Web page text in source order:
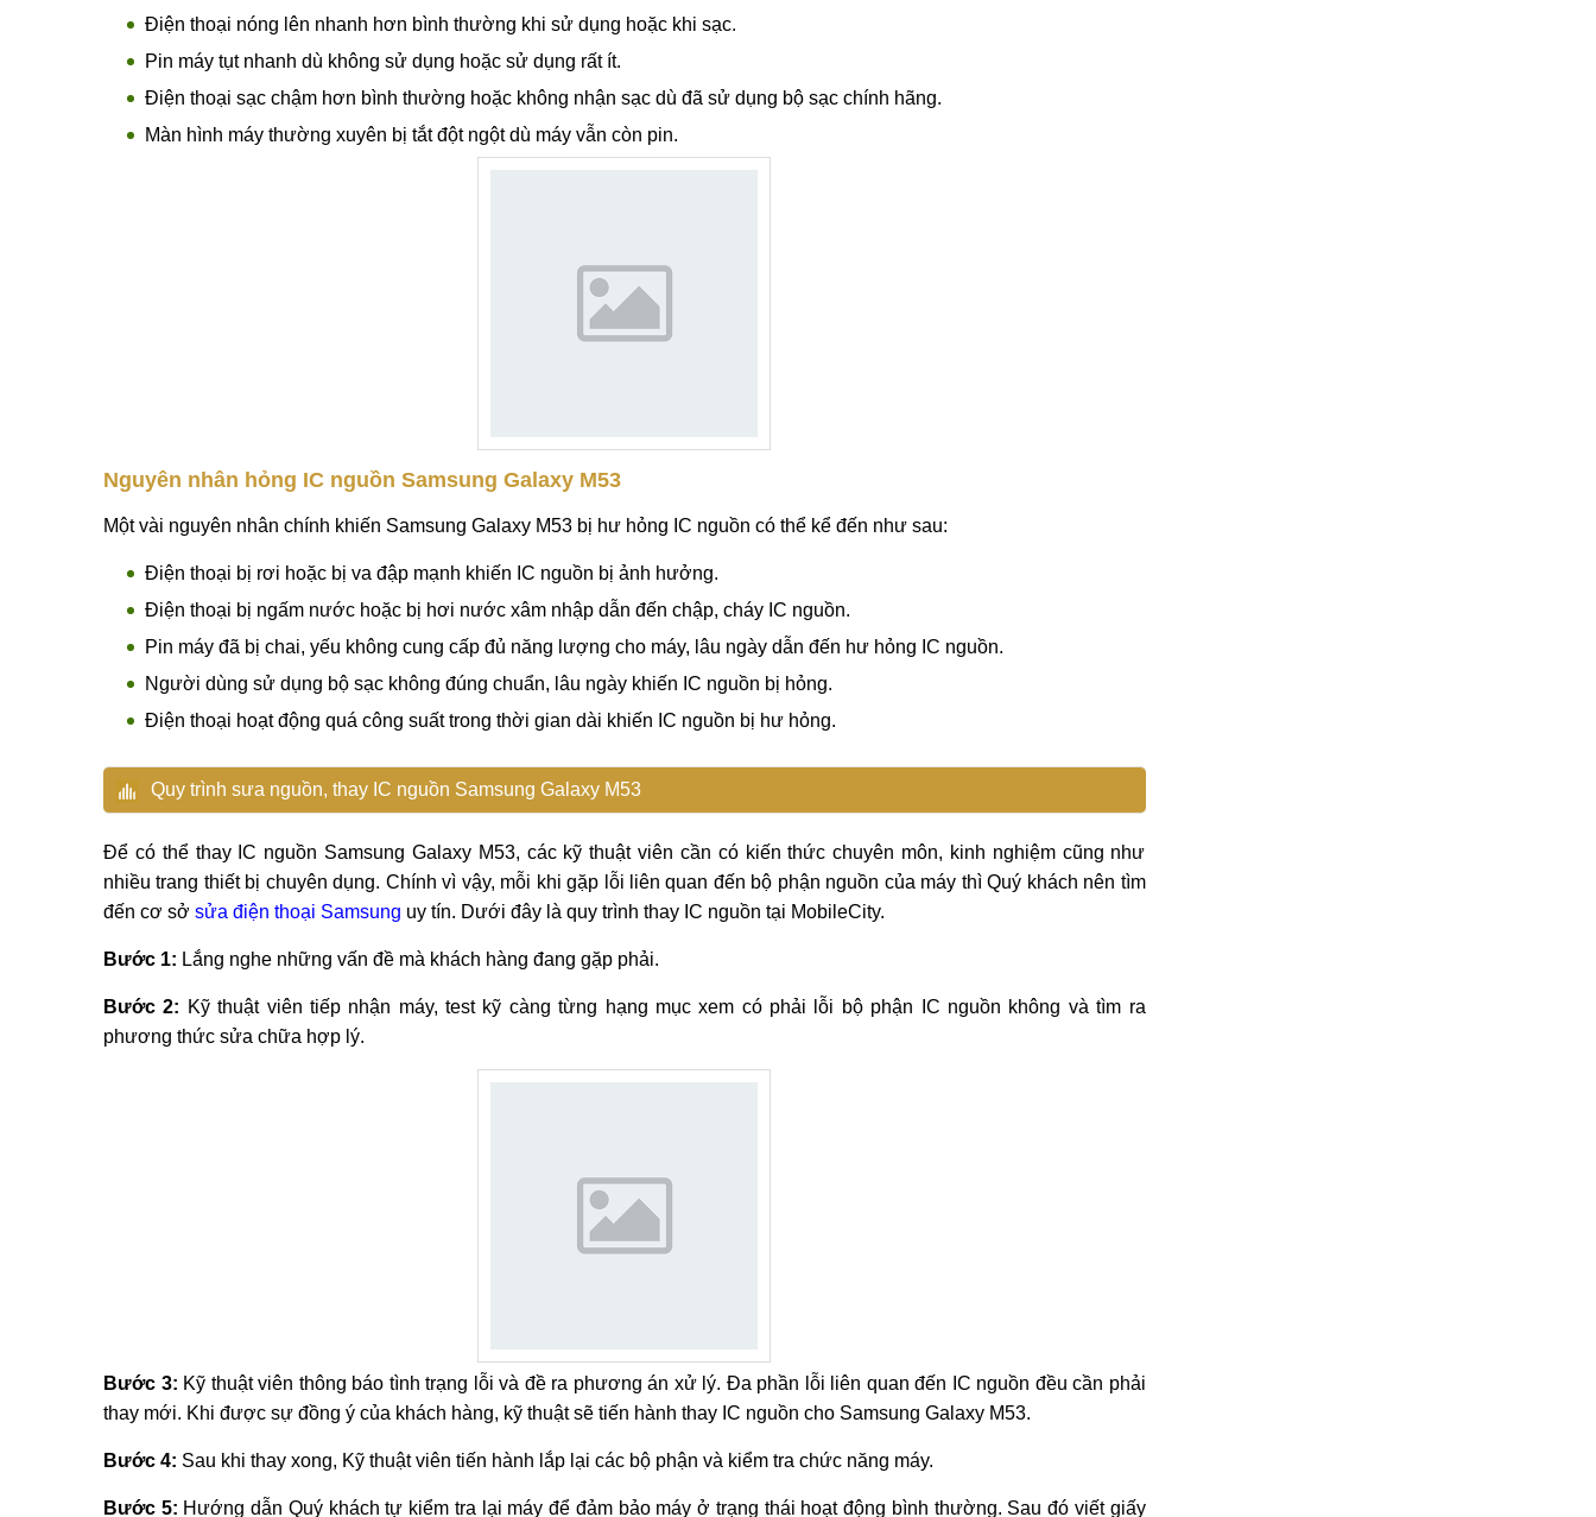
Điện thoại nóng lên nhanh hơn bình thường khi sử dụng hoặc khi sạc.
Pin máy tụt nhanh dù không sử dụng hoặc sử dụng rất ít.
Điện thoại sạc chậm hơn bình thường hoặc không nhận sạc dù đã sử dụng bộ sạc chính hãng.
Màn hình máy thường xuyên bị tắt đột ngột dù máy vẫn còn pin.
Nguyên nhân hỏng IC nguồn Samsung Galaxy M53
Một vài nguyên nhân chính khiến Samsung Galaxy M53 bị hư hỏng IC nguồn có thể kể đến như sau:
Điện thoại bị rơi hoặc bị va đập mạnh khiến IC nguồn bị ảnh hưởng.
Điện thoại bị ngấm nước hoặc bị hơi nước xâm nhập dẫn đến chập, cháy IC nguồn.
Pin máy đã bị chai, yếu không cung cấp đủ năng lượng cho máy, lâu ngày dẫn đến hư hỏng IC nguồn.
Người dùng sử dụng bộ sạc không đúng chuẩn, lâu ngày khiến IC nguồn bị hỏng.
Điện thoại hoạt động quá công suất trong thời gian dài khiến IC nguồn bị hư hỏng.
Quy trình sưa nguồn, thay IC nguồn Samsung Galaxy M53
Để có thể thay IC nguồn Samsung Galaxy M53, các kỹ thuật viên cần có kiến thức chuyên môn, kinh nghiệm cũng như
nhiều trang thiết bị chuyên dụng. Chính vì vậy, mỗi khi gặp lỗi liên quan đến bộ phận nguồn của máy thì Quý khách nên tìm
đến cơ sở sửa điện thoại Samsung uy tín. Dưới đây là quy trình thay IC nguồn tại MobileCity.
Bước 1: Lắng nghe những vấn đề mà khách hàng đang gặp phải.
Bước 2: Kỹ thuật viên tiếp nhận máy, test kỹ càng từng hạng mục xem có phải lỗi bộ phận IC nguồn không và tìm ra
phương thức sửa chữa hợp lý.
Bước 3: Kỹ thuật viên thông báo tình trạng lỗi và đề ra phương án xử lý. Đa phần lỗi liên quan đến IC nguồn đều cần phải
thay mới. Khi được sự đồng ý của khách hàng, kỹ thuật sẽ tiến hành thay IC nguồn cho Samsung Galaxy M53.
Bước 4: Sau khi thay xong, Kỹ thuật viên tiến hành lắp lại các bộ phận và kiểm tra chức năng máy.
Bước 5: Hướng dẫn Quý khách tự kiểm tra lại máy để đảm bảo máy ở trạng thái hoạt động bình thường. Sau đó viết giấy